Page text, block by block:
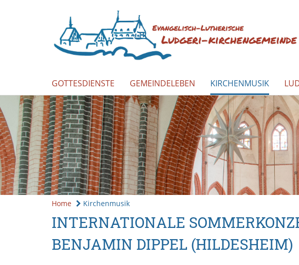
GOTTESDIENSTE GEMEINDELEBEN KIRCHENMUSIK
Home Kirchenmusik
INTERNATIONALE
BENJAMIN DIPPEL (HILDESHEIM)